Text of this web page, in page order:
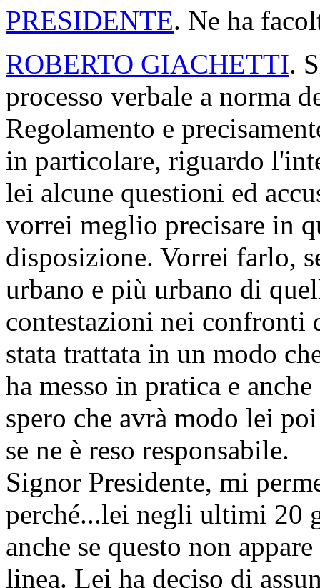
PRESIDENTE. Ne ha
ROBERTO GIACHETTI.
processo verbale a norma
Regolamento e
in particolare, riguardo
lei alcune questioni ed
vorrei meglio precisare in
disposizione. Vorrei farlo,
urbano e più urbano di
contestazioni nei confronti
stata trattata in un modo
ha messo in pratica e
spero che avrà modo lei
se ne è reso responsabile.
Signor Presidente, mi
perché...lei negli ultimi 20
anche se questo non
linea. Lei ha deciso di